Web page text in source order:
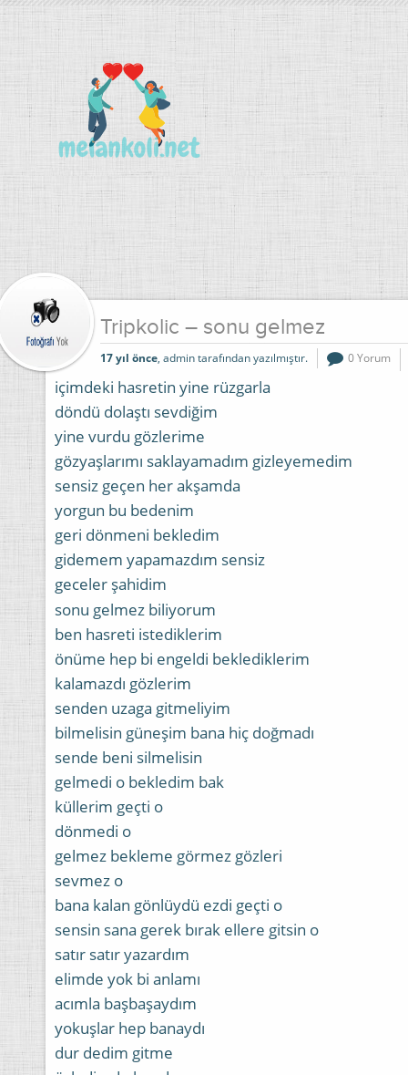
Tripkolic – sonu gelmez
17 yıl önce, admin tarafından yazılmıştır. 0 Yorum
içimdeki hasretin yine rüzgarla
döndü dolaştı sevdiğim
yine vurdu gözlerime
gözyaşlarımı saklayamadım gizleyemedim
sensiz geçen her akşamda
yorgun bu bedenim
geri dönmeni bekledim
gidemem yapamazdım sensiz
geceler şahidim
sonu gelmez biliyorum
ben hasreti istediklerim
önüme hep bi engeldi beklediklerim
kalamazdı gözlerim
senden uzaga gitmeliyim
bilmelisin güneşim bana hiç doğmadı
sende beni silmelisin
gelmedi o bekledim bak
küllerim geçti o
dönmedi o
gelmez bekleme görmez gözleri
sevmez o
bana kalan gönlüydü ezdi geçti o
sensin sana gerek bırak ellere gitsin o
satır satır yazardım
elimde yok bi anlamı
acımla başbaşaydım
yokuşlar hep banaydı
dur dedim gitme